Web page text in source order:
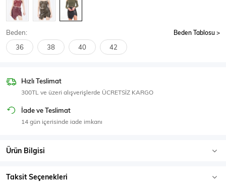
Body
SPOR GİYİM
Eşofman Üstü
Beden: Beden Tablosu
36 38 40 42
Hızlı Teslimat
300TL ve üzeri alışverişlerde ÜCRETSİZ KARGO
İade ve Teslimat
14 gün içerisinde iade imkanı
Ürün Bilgisi
Taksit Seçenekleri